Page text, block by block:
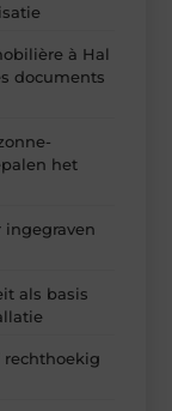
à Hal
documents
het
ingegraven
als basis
rechthoekig